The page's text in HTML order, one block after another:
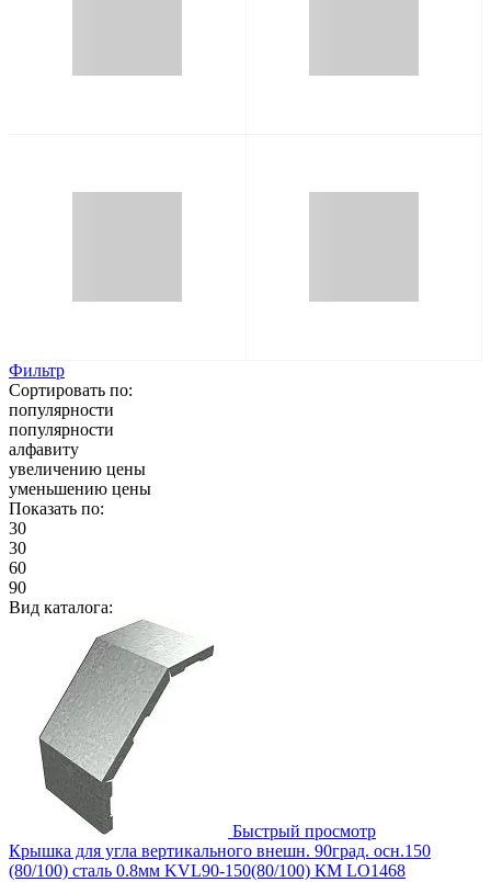
Фильтр
Сортировать по:
популярности
популярности
алфавиту
увеличению цены
уменьшению цены
Показать по:
30
30
60
90
Вид каталога:
Быстрый просмотр
Крышка для угла вертикального внешн. 90град. осн.150
(80/100) сталь 0.8мм KVL90-150(80/100) КМ LO1468